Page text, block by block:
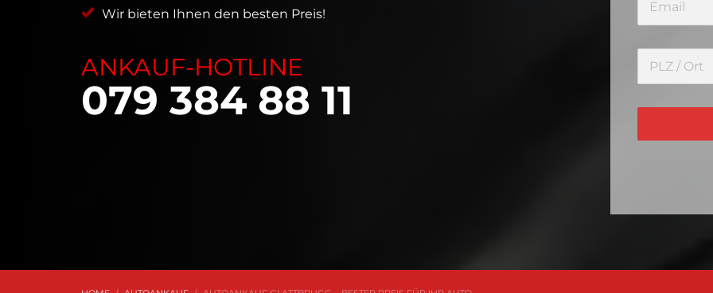
Wir bieten Ihnen den besten Preis!
ANKAUF-HOTLINE
079 384 88 11